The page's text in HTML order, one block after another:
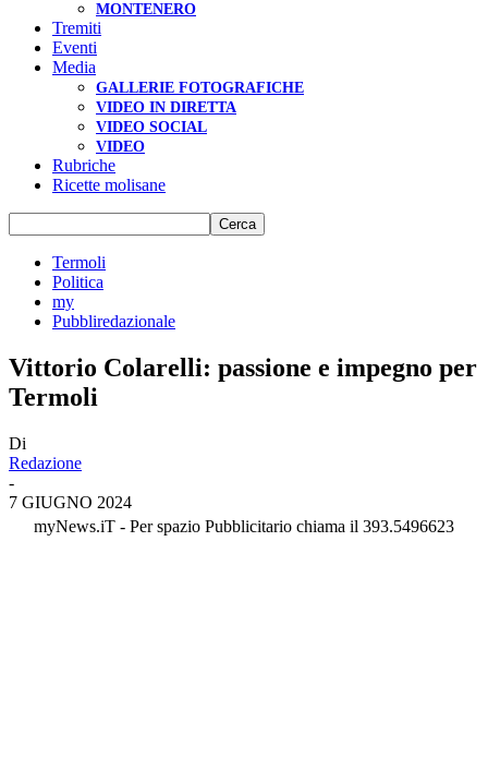
MONTENERO
Tremiti
Eventi
Media
GALLERIE FOTOGRAFICHE
VIDEO IN DIRETTA
VIDEO SOCIAL
VIDEO
Rubriche
Ricette molisane
Termoli
Politica
my
Pubbliredazionale
Vittorio Colarelli: passione e impegno per
Termoli
Di
Redazione
-
7 GIUGNO 2024
myNews.iT - Per spazio Pubblicitario chiama il 393.5496623